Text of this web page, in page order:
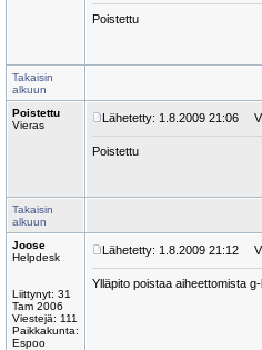
Poistettu
Takaisin
alkuun
Poistettu
Vieras
Lähetetty: 1.8.2009 21:06
Poistettu
Takaisin
alkuun
Joose
Helpdesk
Liittynyt: 31
Tam 2006
Viestejä: 111
Paikkakunta:
Espoo
Lähetetty: 1.8.2009 21:12
Ylläpito poistaa aiheettomista